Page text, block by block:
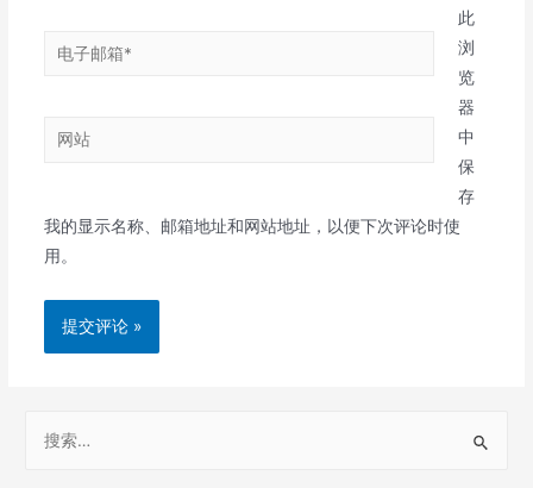
电
箱
网
此
浏
览
器
中
保
存
我的显示名称、邮箱地址和网站地址，以便下次评论时使
用。